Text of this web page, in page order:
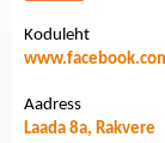
Koduleht
Aadress
Laada 8a, Rakvere